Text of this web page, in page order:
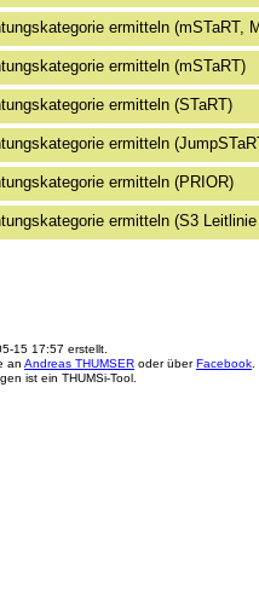
ermitteln (mSTaRT,
ermitteln (mSTaRT)
ermitteln (STaRT)
ermitteln
ermitteln (PRIOR)
ermitteln (S3
15 17:57 erstellt.
an Andreas THUMSER oder überFacebook
ist ein THUMSi-Tool.